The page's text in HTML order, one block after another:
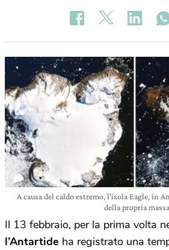
A causa del caldo estremo, l’isola Eagle, in
della propria
Il 13 febbraio, per la prima volta
l’Antartide ha registrato una